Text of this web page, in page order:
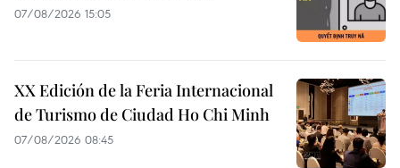
07/08/2026 15:05
XX Edición de la Feria Internacional
de Turismo de Ciudad Ho Chi Minh
07/08/2026 08:45